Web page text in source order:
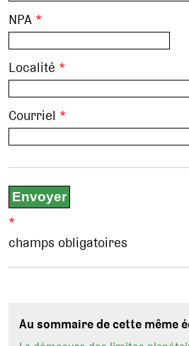
NPA *
Localité *
Courriel *
*
champs obligatoires
Au sommaire de cette même